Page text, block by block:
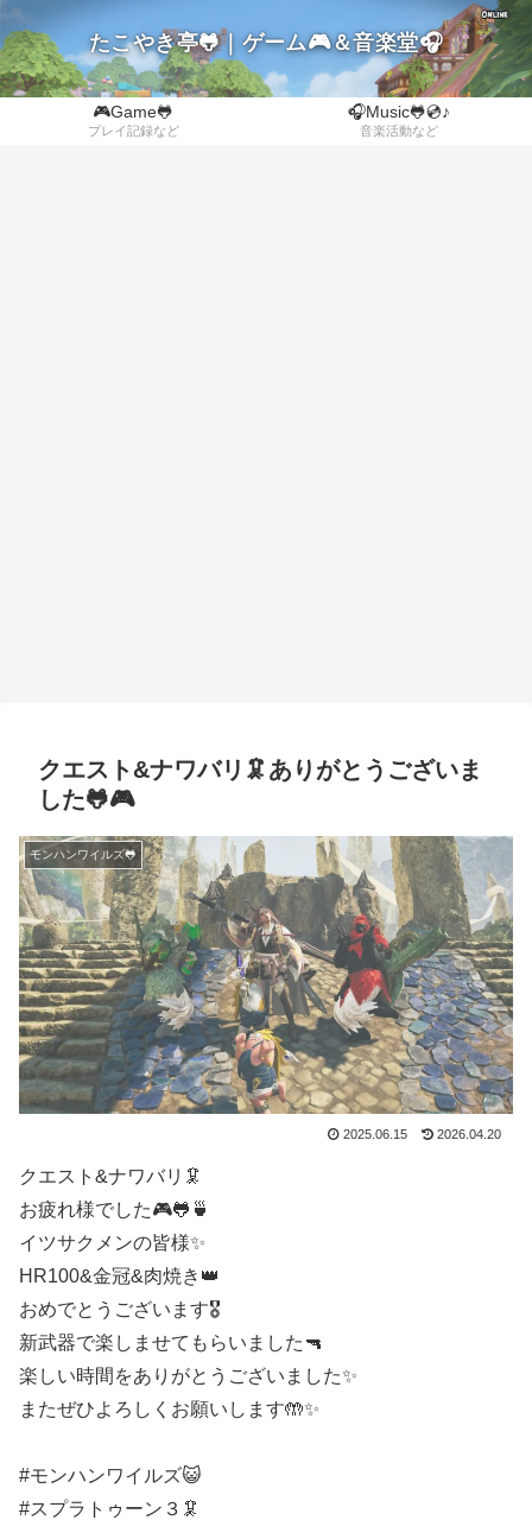
たこやき亭🐸｜ゲーム🎮＆音楽堂🎧
🎮Game🐸
プレイ記録など
🎧Music🐸💿♪
音楽活動など
クエスト&ナワバリ🦑ありがとうございま
した🐸🎮
モンハンワイルズ🐸
2025.06.15 2026.04.20
クエスト&ナワバリ🦑
お疲れ様でした🎮🐸🍵
イツサクメンの皆様✨
HR100&金冠&肉焼き👑
おめでとうございます🎖️
新武器で楽しませてもらいました🔫
楽しい時間をありがとうございました✨
またぜひよろしくお願いします🤲✨
#モンハンワイルズ😺
#スプラトゥーン３🦑